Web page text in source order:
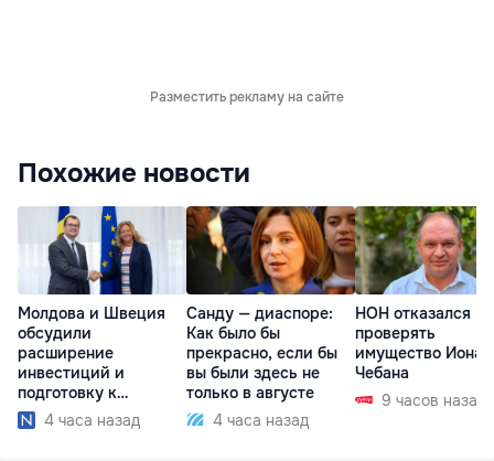
Разместить рекламу на сайте
Похожие новости
Молдова и Швеция
обсудили
расширение
инвестиций и
подготовку к
отопительному
сезону
4 часа назад
Санду — диаспоре:
Как было бы
прекрасно, если бы
вы были здесь не
только в августе
4 часа назад
НОН отказался
проверять
имущество Иона
Чебана
9 часов назад